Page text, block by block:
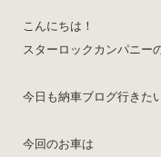
こんにちは！
スターロックカンパニー
今日も納車ブログ行きた
今回のお車は